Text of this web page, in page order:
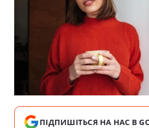
ПІДПИШІТЬСЯ НА НАС В